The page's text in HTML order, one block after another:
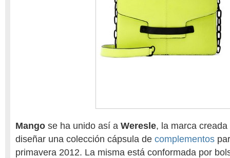
Mango se ha unido así a Weresle, la marca
diseñar una colección cápsula de complementos
primavera 2012. La misma está conformada por